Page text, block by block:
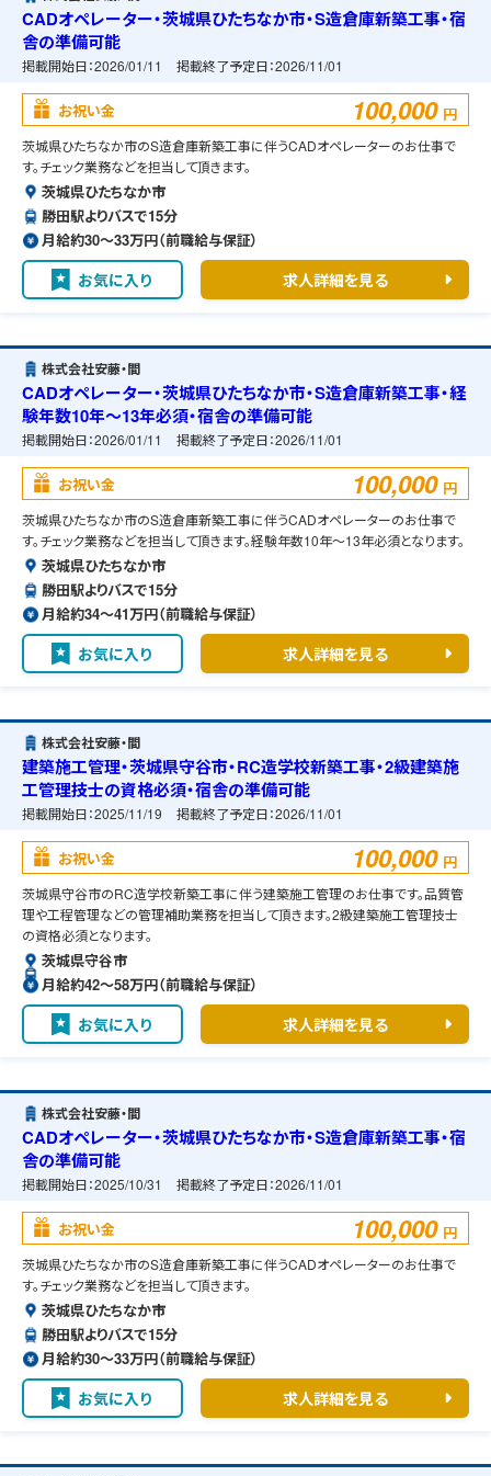
CADオペレーター・茨城県ひたちなか市・S造倉庫新築工事・宿
舎の準備可能
掲載開始日：2026/01/11 掲載終了予定日：2026/11/01
お祝い金 100,000 円
茨城県ひたちなか市のS造倉庫新築工事に伴うCADオペレーターのお仕事で
す。チェック業務などを担当して頂きます。
茨城県ひたちなか市
勝田駅よりバスで15分
月給約30〜33万円（前職給与保証）
お気に入り 求人詳細を見る
株式会社安藤・間
CADオペレーター・茨城県ひたちなか市・S造倉庫新築工事・経
験年数10年～13年必須・宿舎の準備可能
掲載開始日：2026/01/11 掲載終了予定日：2026/11/01
お祝い金 100,000 円
茨城県ひたちなか市のS造倉庫新築工事に伴うCADオペレーターのお仕事で
す。チェック業務などを担当して頂きます。経験年数10年～13年必須となります。
茨城県ひたちなか市
勝田駅よりバスで15分
月給約34〜41万円（前職給与保証）
お気に入り 求人詳細を見る
株式会社安藤・間
建築施工管理・茨城県守谷市・RC造学校新築工事・2級建築施
工管理技士の資格必須・宿舎の準備可能
掲載開始日：2025/11/19 掲載終了予定日：2026/11/01
お祝い金 100,000 円
茨城県守谷市のRC造学校新築工事に伴う建築施工管理のお仕事です。品質管
理や工程管理などの管理補助業務を担当して頂きます。2級建築施工管理技士
の資格必須となります。
茨城県守谷市
月給約42〜58万円（前職給与保証）
お気に入り 求人詳細を見る
株式会社安藤・間
CADオペレーター・茨城県ひたちなか市・S造倉庫新築工事・宿
舎の準備可能
掲載開始日：2025/10/31 掲載終了予定日：2026/11/01
お祝い金 100,000 円
茨城県ひたちなか市のS造倉庫新築工事に伴うCADオペレーターのお仕事で
す。チェック業務などを担当して頂きます。
茨城県ひたちなか市
勝田駅よりバスで15分
月給約30〜33万円（前職給与保証）
お気に入り 求人詳細を見る